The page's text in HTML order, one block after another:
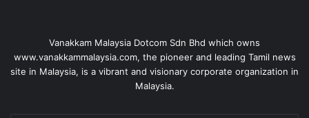
Vanakkam Malaysia Dotcom Sdn Bhd which owns
www.vanakkammalaysia.com, the pioneer and leading Tamil news
site in Malaysia, is a vibrant and visionary corporate organization in
Malaysia.